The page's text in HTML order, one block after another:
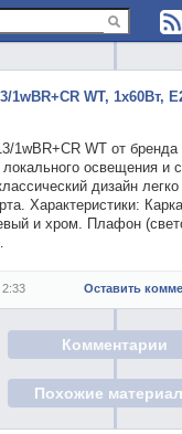
1wBR+CR WT, 1х60Вт,
1wBR+CR WT от
освещения и
дизайн
Характеристики:
и хром. Плафон
2:33 Оставить
Комментарии
Похожие